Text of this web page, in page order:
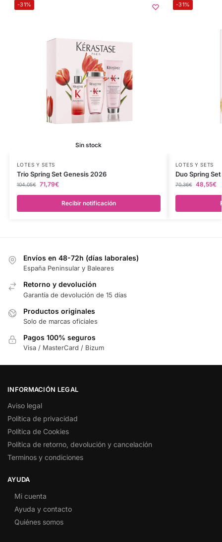
-31%
Sin stock
LOTES Y SETS
Trio Spring Set Genesis 2026
104,05€ 71,79€
Recibir notificación
-31%
LOTES Y SETS
Duo Spring
70,36€ 48,55€
Envíos en 48-72h (días laborales)
España Peninsular y Baleares
Retorno y devolución
Garantía de devolución de 15 días
Productos originales
Solo de marcas oficiales
Pagos 100% seguros
Visa / MasterCard / Bizum
INFORMACIÓN LEGAL
Aviso legal
Política de privacidad
Política de Cookies
Política de retorno, devolución y cancelación
Terminos y condiciones
AYUDA
Mi cuenta
Ayuda y contacto
Quiénes somos